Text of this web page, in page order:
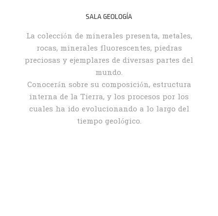
SALA GEOLOGÍA
La colección de minerales presenta, metales,
rocas, minerales fluorescentes, piedras
preciosas y ejemplares de diversas partes del
mundo.
Conocerán sobre su composición, estructura
interna de la Tierra, y los procesos por los
cuales ha ido evolucionando a lo largo del
tiempo geológico.